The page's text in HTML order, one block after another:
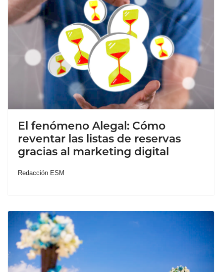
El fenómeno Alegal: Cómo
reventar las listas de reservas
gracias al marketing digital
Redacción ESM